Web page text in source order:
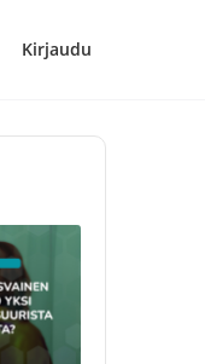
Kirjaudu